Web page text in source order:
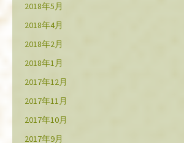
2018年5月
2018年4月
2018年2月
2018年1月
2017年12月
2017年11月
2017年10月
2017年9月